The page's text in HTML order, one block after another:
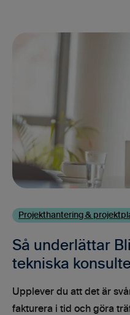
Projekthantering &
Så underlättar
tekniska
Upplever du att det är
fakturera i tid och göra